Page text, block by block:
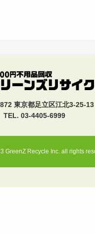
東京都足立区江北3-25-13
TEL. 03-4405-6999
GreenZ Recycle Inc. all rights